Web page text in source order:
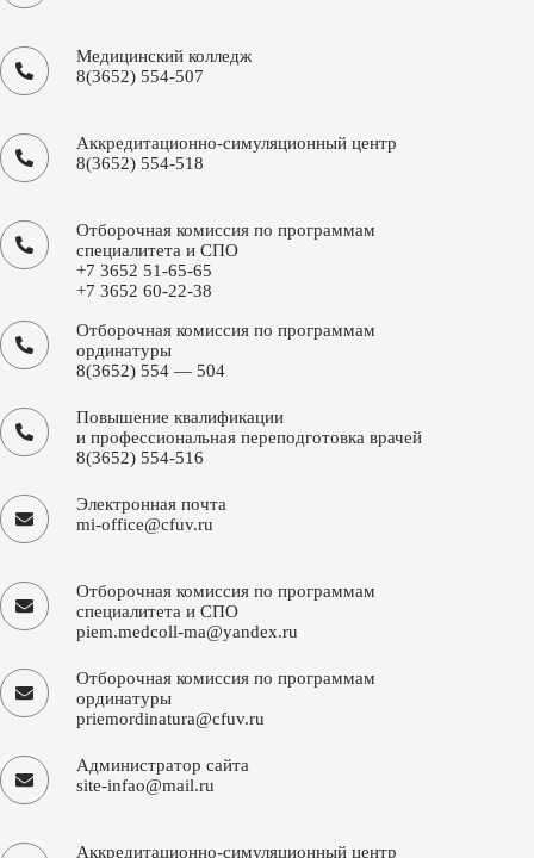
Медицинский колледж
8(3652) 554-507
Аккредитационно-симуляционный центр
8(3652) 554-518
Отборочная комиссия по программам
специалитета и СПО
+7 3652 51-65-65
+7 3652 60-22-38
Отборочная комиссия по программам
ординатуры
8(3652) 554 — 504
Повышение квалификации
и профессиональная переподготовка врачей
8(3652) 554-516
Электронная почта
mi-office@cfuv.ru
Отборочная комиссия по программам
специалитета и СПО
piem.medcoll-ma@yandex.ru
Отборочная комиссия по программам
ординатуры
priemordinatura@cfuv.ru
Администратор сайта
site-infao@mail.ru
Аккредитационно-симуляционный центр